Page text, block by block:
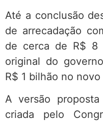
Até a conclusão
de arrecadação
de cerca de R$ 8
original do
R$ 1 bilhão no novo
A versão
criada pelo